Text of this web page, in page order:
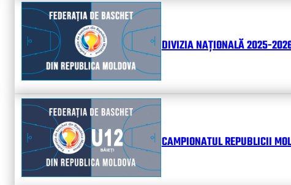
DIVIZIA NAȚIONALĂ 2025-
CAMPIONATUL REPUBLICII